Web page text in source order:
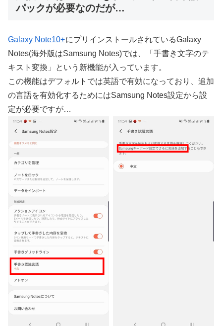
パックが必要なのだが…
Galaxy Note10+にプリインストールされているGalaxy
Notes(海外版はSamsung Notes)では、「手書き文字のテ
キスト変換」という新機能が入っています。
この機能はデフォルトでは英語で有効になっており、追加
の言語を有効化するためにはSamsung Notes設定から設
定が必要ですが…